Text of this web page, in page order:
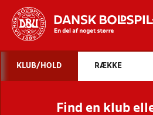
STILLINGER,
KLUB/HOLD RÆKKE
Find en klub